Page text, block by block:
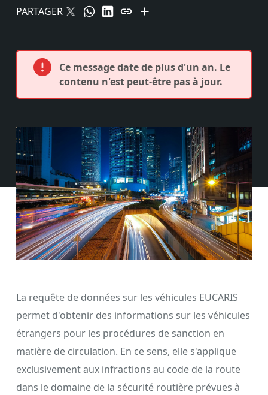
PARTAGER
Ce message date de plus d'un an. Le
contenu n'est peut-être pas à jour.
La requête de données sur les véhicules EUCARIS
permet d'obtenir des informations sur les véhicules
étrangers pour les procédures de sanction en
matière de circulation. En ce sens, elle s'applique
exclusivement aux infractions au code de la route
dans le domaine de la sécurité routière prévues à